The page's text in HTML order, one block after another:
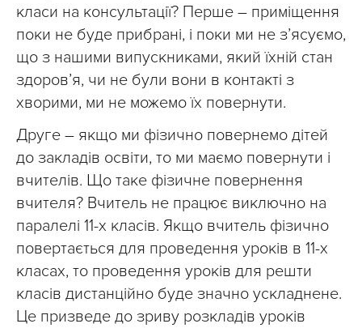
класи на консультації? Перше – приміщення
поки не буде прибрані, і поки ми не з’ясуємо,
що з нашими випускниками, який їхній стан
здоров’я, чи не були вони в контакті з
хворими, ми не можемо їх повернути.
Друге – якщо ми фізично повернемо дітей
до закладів освіти, то ми маємо повернути і
вчителів. Що таке фізичне повернення
вчителя? Вчитель не працює виключно на
паралелі 11-х класів. Якщо вчитель фізично
повертається для проведення уроків в 11-х
класах, то проведення уроків для решти
класів дистанційно буде значно ускладнене.
Це призведе до зриву розкладів уроків